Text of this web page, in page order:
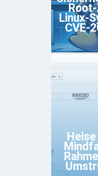
Linux-
CVE-